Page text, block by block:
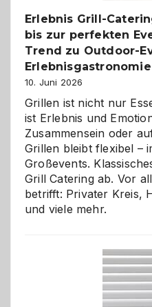
Erlebnis Grill-
bis zur perfekten
Trend zu Outdoor-
10. Juni 2026
Grillen ist nicht nur
ist Erlebnis und
Zusammensein oder
Grillen bleibt flexibel –
Großevents.
Grill Catering ab. Vor
betrifft: Privater Kreis,
und viele mehr.